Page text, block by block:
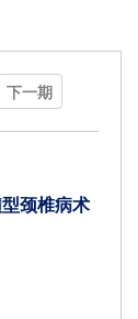
下一期
颈椎病术